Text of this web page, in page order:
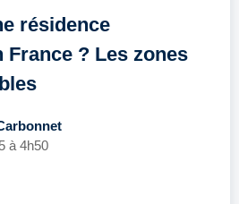
résidence
France ? Les zones
à 4h50